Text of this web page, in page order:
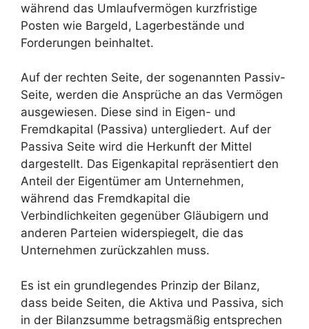
während das Umlaufvermögen kurzfristige
Posten wie Bargeld, Lagerbestände und
Forderungen beinhaltet.
Auf der rechten Seite, der sogenannten Passiv-
Seite, werden die Ansprüche an das Vermögen
ausgewiesen. Diese sind in Eigen- und
Fremdkapital (Passiva) untergliedert. Auf der
Passiva Seite wird die Herkunft der Mittel
dargestellt. Das Eigenkapital repräsentiert den
Anteil der Eigentümer am Unternehmen,
während das Fremdkapital die
Verbindlichkeiten gegenüber Gläubigern und
anderen Parteien widerspiegelt, die das
Unternehmen zurückzahlen muss.
Es ist ein grundlegendes Prinzip der Bilanz,
dass beide Seiten, die Aktiva und Passiva, sich
in der Bilanzsumme betragsmäßig entsprechen